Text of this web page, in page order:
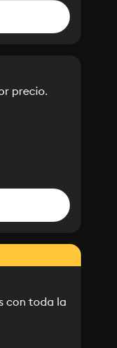
precio.
con toda la